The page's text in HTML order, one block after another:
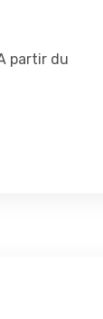
partir du